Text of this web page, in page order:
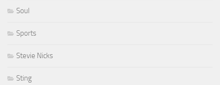
Soul
Sports
Stevie Nicks
Sting